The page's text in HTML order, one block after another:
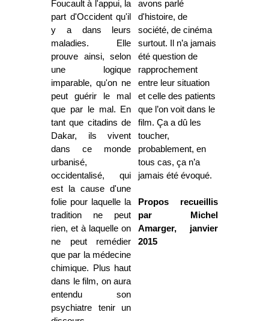
Foucault à l'appui, la
part d'Occident qu'il
y a dans leurs
maladies. Elle
prouve ainsi, selon
une logique
imparable, qu'on ne
peut guérir le mal
que par le mal. En
tant que citadins de
Dakar, ils vivent
dans ce monde
urbanisé,
occidentalisé, qui
est la cause d'une
folie pour laquelle la
tradition ne peut
rien, et à laquelle on
ne peut remédier
que par la médecine
chimique. Plus haut
dans le film, on aura
entendu son
psychiatre tenir un
avons parlé
d'histoire, de
société, de cinéma
surtout. Il n’a jamais
été question de
rapprochement
entre leur situation
et celle des patients
que l’on voit dans le
film. Ça a dû les
toucher,
probablement, en
tous cas, ça n’a
jamais été évoqué.
Propos recueillis
par Michel
Amarger, janvier
2015